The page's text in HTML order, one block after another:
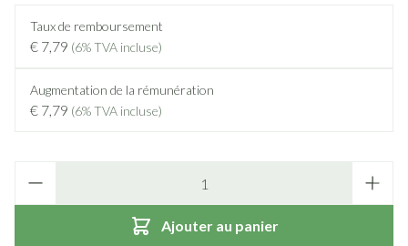
Taux de remboursement
€ 7,79 (6% TVA incluse)
Augmentation de la rémunération
€ 7,79 (6% TVA incluse)
Ajouter au panier